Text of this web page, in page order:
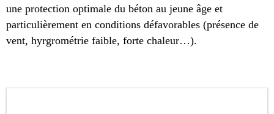
une protection optimale du béton au jeune âge et
particulièrement en conditions défavorables (présence de
vent, hyrgrométrie faible, forte chaleur…).